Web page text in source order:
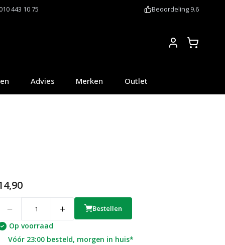
443 10 75 Beoordeling 9.6
Advies Merken Outlet
Bestellen
Op voorraad
Vóór 23:00 besteld, morgen in huis*